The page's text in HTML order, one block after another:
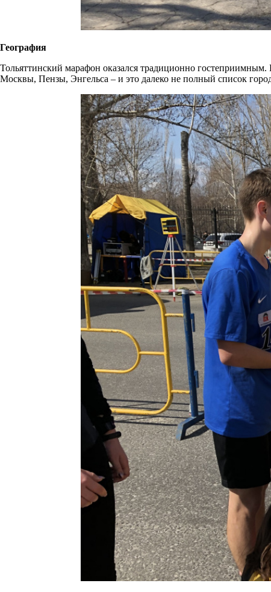
География
Тольяттинский марафон оказался традиционно
Москвы, Пензы, Энгельса – и это далеко не полный список